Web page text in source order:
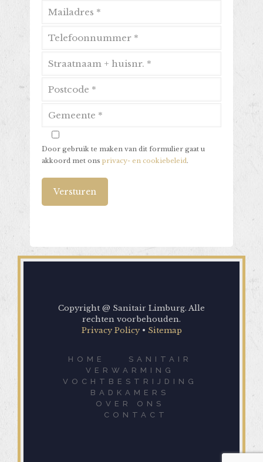
Door gebruik te maken van dit formulier gaat u
akkoord met onsprivacy- en cookiebeleid.
Copyright @ Sanitair Limburg. Alle
rechten voorbehouden.
Privacy Policy• Sitemap
HOME
SANITAIR
VERWARMING
VOCHTBESTRIJDING
BADKAMERS
OVER ONS
CONTACT